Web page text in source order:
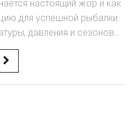
настоящий жор и как
для успешной рыбалки.
давления и сезонов